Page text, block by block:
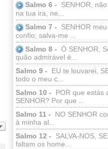
Salmo 6 -
SENHOR,
na tua ira, ne...
Salmo 7 -
SENHOR
confio; salva-me ...
Salmo 8 - Ó SENHOR,
quão admirável é...
Salmo 9 -
EU te louvarei,
todo o meu c...
Salmo 10 -
POR que estás
SENHOR? Por que ...
Salmo 11 -
NO SENHOR
à minha al...
Salmo 12 -
SALVA-NOS,
faltam os home...